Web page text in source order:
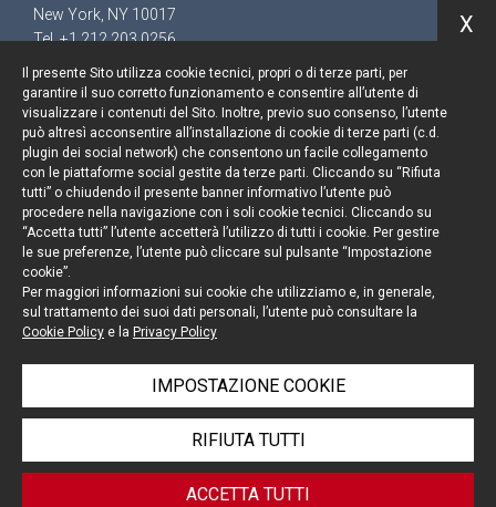
New York, NY 10017
Tel. +1 212 203 0256
Resta aggiornato
Cookie policy
Informativa privacy
Note legali
Credits
© Portolano Cavallo Studio Legale 2026, all rights
reserved
P. IVA 06794491008
Il presente Sito utilizza cookie tecnici, propri o di terze parti, per
garantire il suo corretto funzionamento e consentire all’utente di
visualizzare i contenuti del Sito. Inoltre, previo suo consenso, l’utente
può altresì acconsentire all’installazione di cookie di terze parti (c.d.
plugin dei social network) che consentono un facile collegamento
con le piattaforme social gestite da terze parti. Cliccando su “Rifiuta
tutti” o chiudendo il presente banner informativo l’utente può
procedere nella navigazione con i soli cookie tecnici. Cliccando su
“Accetta tutti” l’utente accetterà l’utilizzo di tutti i cookie. Per gestire
le sue preferenze, l’utente può cliccare sul pulsante “Impostazione
cookie”.
Per maggiori informazioni sui cookie che utilizziamo e, in generale,
sul trattamento dei suoi dati personali, l’utente può consultare la
Cookie Policy e la Privacy Policy
IMPOSTAZIONE COOKIE
RIFIUTA TUTTI
ACCETTA TUTTI
X